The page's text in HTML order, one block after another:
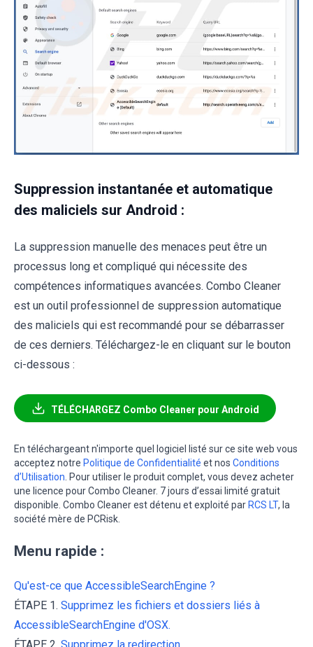
Suppression instantanée et automatique
des maliciels sur Android :
La suppression manuelle des menaces peut être un
processus long et compliqué qui nécessite des
compétences informatiques avancées. Combo Cleaner
est un outil professionnel de suppression automatique
des maliciels qui est recommandé pour se débarrasser
de ces derniers. Téléchargez-le en cliquant sur le bouton
ci-dessous :
TÉLÉCHARGEZ Combo Cleaner pour Android
En téléchargeant n'importe quel logiciel listé sur ce site web vous
acceptez notre Politique de Confidentialité et nos Conditions
d’Utilisation. Pour utiliser le produit complet, vous devez acheter
une licence pour Combo Cleaner. 7 jours d’essai limité gratuit
disponible. Combo Cleaner est détenu et exploité par RCS LT, la
société mère de PCRisk.
Menu rapide :
Qu'est-ce que AccessibleSearchEngine ?
ÉTAPE 1. Supprimez les fichiers et dossiers liés à
AccessibleSearchEngine d'OSX.